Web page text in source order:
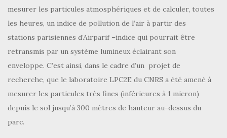
mesurer les particules atmosphériques et de calculer, toutes
les heures, un indice de pollution de l’air à partir des
stations parisiennes d’Airparif –indice qui pourrait être
retransmis par un système lumineux éclairant son
enveloppe. C’est ainsi, dans le cadre d’un projet de
recherche, que le laboratoire LPC2E du CNRS a été amené à
mesurer les particules très fines (inférieures à 1 micron)
depuis le sol jusqu’à 300 mètres de hauteur au-dessus du
parc.